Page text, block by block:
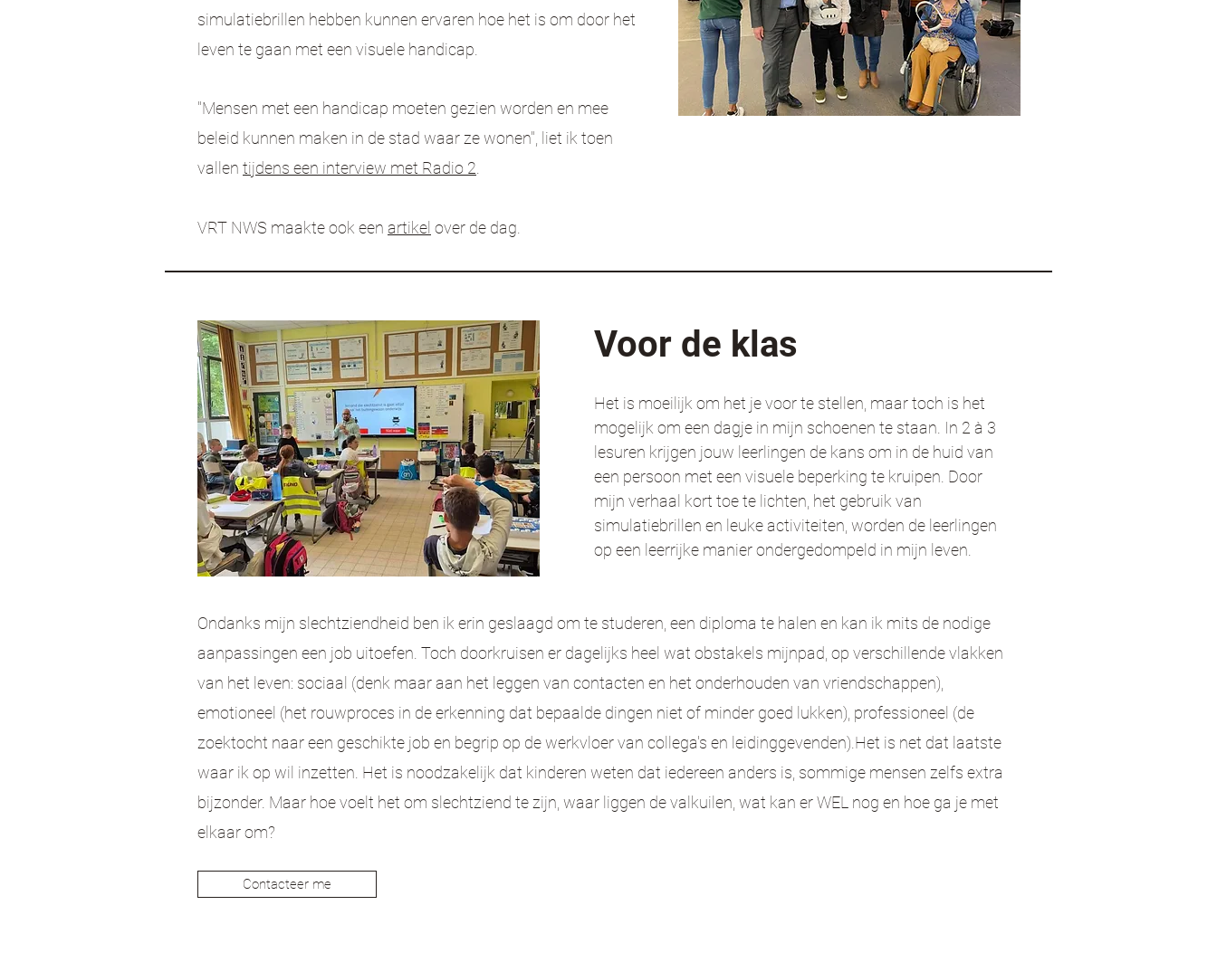
simulatiebrillen hebben kunnen ervaren hoe het is om door het
leven te gaan met een visuele handicap.
"Mensen met een handicap moeten gezien worden en mee
beleid kunnen maken in de stad waar ze wonen", liet ik toen
vallen tijdens een interview met Radio 2
VRT NWS maakte ook een artikel over de dag.
Voor de klas
Het is moeilijk om het je voor te stellen, maar toch is het
mogelijk om een dagje in mijn schoenen te staan. In 2 à 3
lesuren krijgen jouw leerlingen de kans om in de huid van
een persoon met een visuele beperking te kruipen. Door
mijn verhaal kort toe te lichten, het gebruik van
simulatiebrillen en leuke activiteiten, worden de leerlingen
op een leerrijke manier ondergedompeld in mijn leven.
Ondanks mijn slechtziendheid ben ik erin geslaagd om te studeren, een diploma te halen en kan ik mits de nodige
aanpassingen een job uitoefen. Toch doorkruisen er dagelijks heel wat obstakels mijnpad, op verschillende vlakken
van het leven: sociaal (denk maar aan het leggen van contacten en het onderhouden van vriendschappen),
emotioneel (het rouwproces in de erkenning dat bepaalde dingen niet of minder goed lukken), professioneel (de
zoektocht naar een geschikte job en begrip op de werkvloer van collega's en leidinggevenden). Het is net dat laatste
waar ik op wil inzetten. Het is noodzakelijk dat kinderen weten dat iedereen anders is, sommige mensen zelfs extra
bijzonder. Maar hoe voelt het om slechtziend te zijn, waar liggen de valkuilen, wat kan er WEL nog en hoe ga je met
elkaar om?
Contacteer me